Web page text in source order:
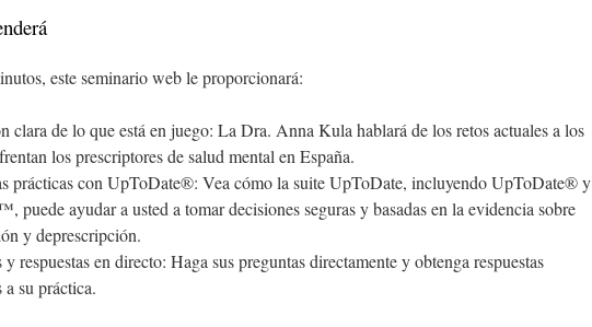
este seminario web le proporcionará:
clara de lo que está en juego: La Dra. Anna Kula hablará de los retos actuales a los
los prescriptores de salud mental en España.
prácticas con UpToDate®: Vea cómo la suite UpToDate, incluyendo UpToDate® y
puede ayudar a usted a tomar decisiones seguras y basadas en la evidencia sobre
y deprescripción.
y respuestas en directo: Haga sus preguntas directamente y obtenga respuestas
a su práctica.